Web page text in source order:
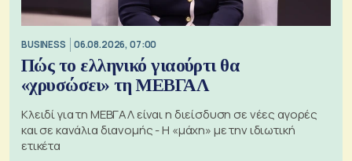
BUSINESS 06.08.2026, 07:00
Πώς το ελληνικό γιαούρτι θα
«χρυσώσει» τη ΜΕΒΓΑΛ
Κλειδί για τη ΜΕΒΓΑΛ είναι η διείσδυση σε νέες αγορές
και σε κανάλια διανομής - Η «μάχη» με την ιδιωτική
ετικέτα